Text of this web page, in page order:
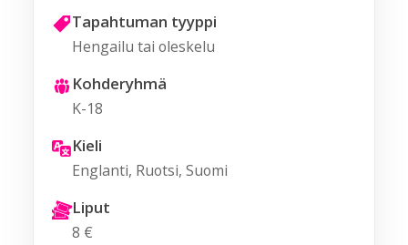
Tapahtuman tyyppi
Hengailu tai oleskelu
Kohderyhmä
K-18
Kieli
Englanti, Ruotsi, Suomi
Liput
8 €